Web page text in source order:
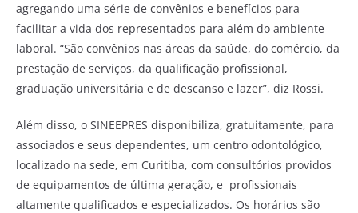
agregando uma série de convênios e benefícios para
facilitar a vida dos representados para além do ambiente
laboral. “São convênios nas áreas da saúde, do comércio, da
prestação de serviços, da qualificação profissional,
graduação universitária e de descanso e lazer”, diz Rossi.
Além disso, o SINEEPRES disponibiliza, gratuitamente, para
associados e seus dependentes, um centro odontológico,
localizado na sede, em Curitiba, com consultórios providos
de equipamentos de última geração, e profissionais
altamente qualificados e especializados. Os horários são